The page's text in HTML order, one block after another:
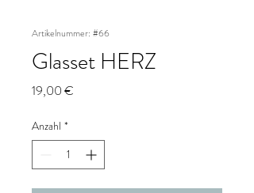
Artikelnummer: #66
Glasset HERZ
19,00 €
Anzahl *